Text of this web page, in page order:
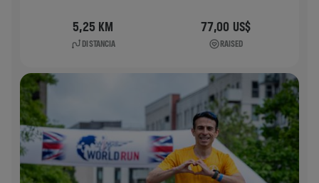
5,25 KM
DISTANCIA
77,00 US$
RAISED